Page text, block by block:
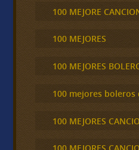
100 MEJORE
100 MEJORES
100 MEJORES
100 mejores boleros
100 MEJORES